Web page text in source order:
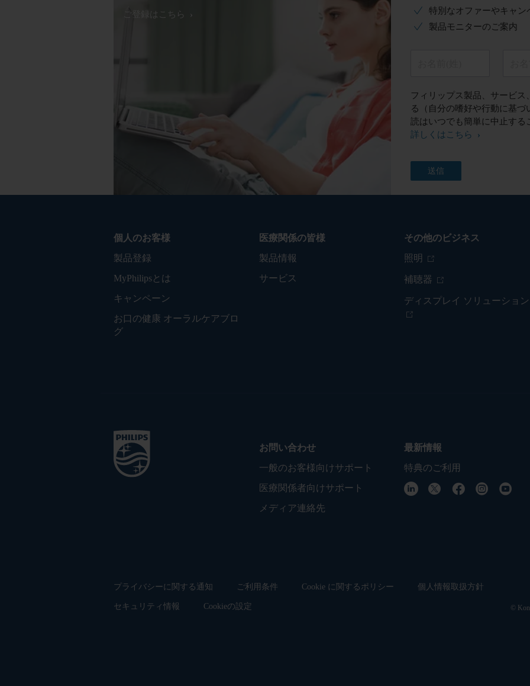
ご登録はこちら
特別なオファーやキャン
製品モニターのご案内
フィリップス製品、サービ
る（自分の嗜好や行動に基
読はいつでも簡単に中止する
詳しくはこちら
個人のお客様
製品登録
MyPhilipsとは
キャンペーン
お口の健康 オーラルケアブロ
グ
医療関係の皆様
製品情報
サービス
その他のビジネス
照明
補聴器
ディスプレイ ソリューション
お問い合わせ
一般のお客様向けサポート
医療関係者向けサポート
メディア連絡先
最新情報
特典のご利用
プライバシーに関する通知 ご利用条件 Cookie に関するポリシー 個人情報取扱方針
セキュリティ情報 Cookieの設定 ©